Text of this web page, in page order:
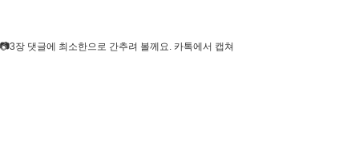
📷3장 댓글에 최소한으로 간추려 볼께요. 카톡에서 캡쳐